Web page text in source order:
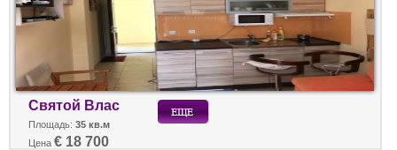
Святой Влас
Площадь: 35 кв.м
Цена € 18 700